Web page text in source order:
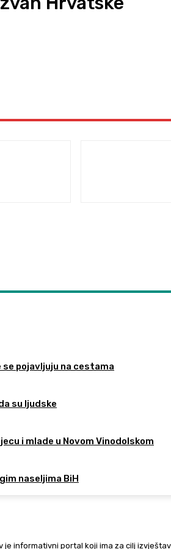
se pojavljuju na cestama
su ljudske
i mlade u Novom Vinodolskom
naseljima BiH
je informativni portal koji ima za cilj